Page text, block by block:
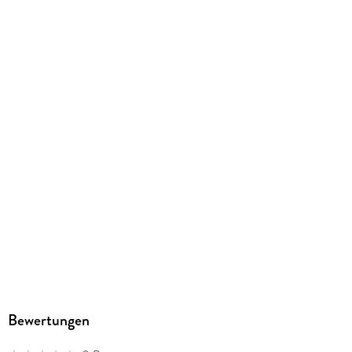
Bewertungen